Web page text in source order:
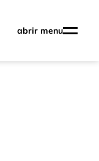
abrir menu